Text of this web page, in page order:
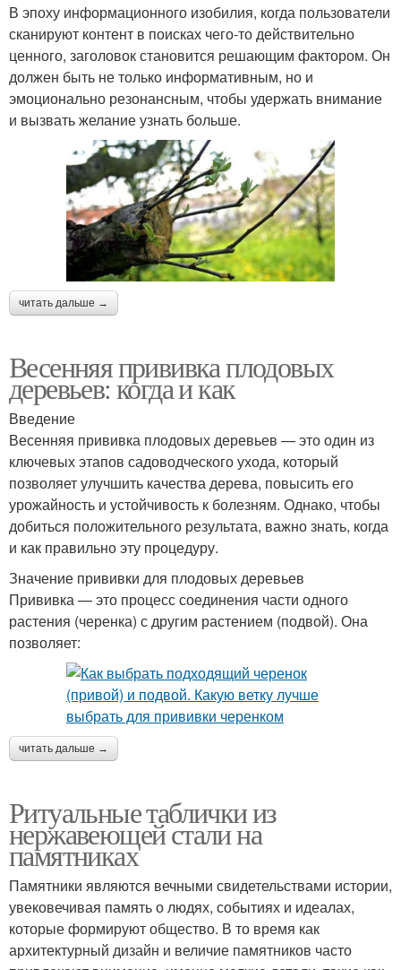
В эпоху информационного изобилия, когда пользователи
сканируют контент в поисках чего-то действительно
ценного, заголовок становится решающим фактором. Он
должен быть не только информативным, но и
эмоционально резонансным, чтобы удержать внимание
и вызвать желание узнать больше.
читать дальше →
Весенняя прививка плодовых
деревьев: когда и как
Введение
Весенняя прививка плодовых деревьев — это один из
ключевых этапов садоводческого ухода, который
позволяет улучшить качества дерева, повысить его
урожайность и устойчивость к болезням. Однако, чтобы
добиться положительного результата, важно знать, когда
и как правильно эту процедуру.
Значение прививки для плодовых деревьев
Прививка — это процесс соединения части одного
растения (черенка) с другим растением (подвой). Она
позволяет:
читать дальше →
Ритуальные таблички из
нержавеющей стали на
памятниках
Памятники являются вечными свидетельствами истории,
увековечивая память о людях, событиях и идеалах,
которые формируют общество. В то время как
архитектурный дизайн и величие памятников часто